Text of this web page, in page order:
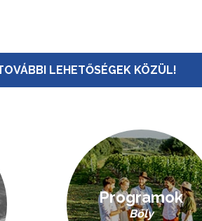
LEHETŐSÉGEK KÖZÜL!
Programok
Bóly